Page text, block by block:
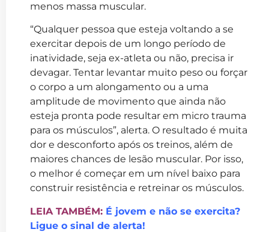
menos massa muscular.
“Qualquer pessoa que esteja voltando a se
exercitar depois de um longo período de
inatividade, seja ex-atleta ou não, precisa ir
devagar. Tentar levantar muito peso ou forçar
o corpo a um alongamento ou a uma
amplitude de movimento que ainda não
esteja pronta pode resultar em micro trauma
para os músculos”, alerta. O resultado é muita
dor e desconforto após os treinos, além de
maiores chances de lesão muscular. Por isso,
o melhor é começar em um nível baixo para
construir resistência e retreinar os músculos.
LEIA TAMBÉM: É jovem e não se exercita?
Ligue o sinal de alerta!